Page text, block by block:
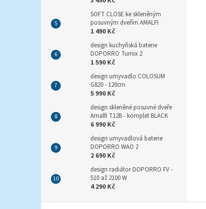
SOFT CLOSE ke skleněným
posuvným dveřím AMALFI
1 490 Kč
design kuchyňská baterie
DOPORRO Turnix 2
1 590 Kč
design umyvadlo COLOSUM
G820 - 120cm
5 990 Kč
design skleněné posuvné dveře
Amalfi T12B - komplet BLACK
6 990 Kč
design umyvadlová baterie
DOPORRO WAO 2
2 690 Kč
design radiátor DOPORRO FV -
510 až 2100 W
4 290 Kč